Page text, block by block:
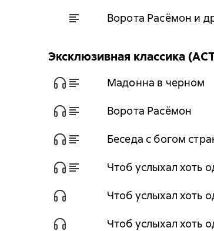
Ворота Расёмон и
Эксклюзивная классика
Мадонна в черном
Ворота Расёмон
Беседа с богом
Чтоб услыхал хоть
Чтоб услыхал хоть
Чтоб услыхал хоть